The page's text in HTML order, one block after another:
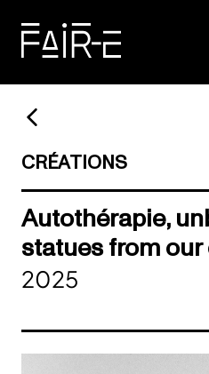
content
CRÉATIONS
Autothérapie,
statues from
2025